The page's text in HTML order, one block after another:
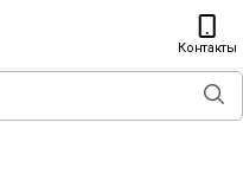
Контакты